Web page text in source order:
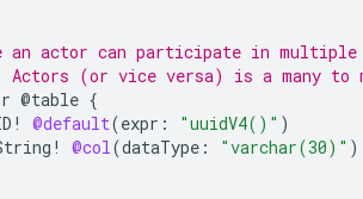
an actor can participate in multiple
Actors (or vice versa) is a many to
@table {
! @default(expr : "uuidV4()" )
! @col(dataType : "varchar(30)" )